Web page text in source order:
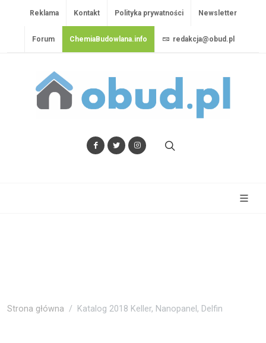
Reklama Kontakt Polityka prywatności Newsletter
Forum ChemiaBudowlana.info redakcja@obud.pl
Strona główna Katalog 2018 Keller, Nanopanel, Delfin